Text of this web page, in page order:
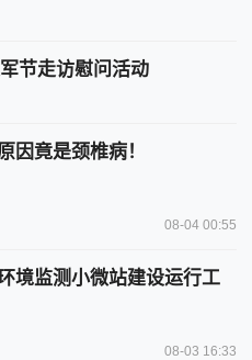
节走访慰问活动
因竟是颈椎病！
08-04 00:55
境监测小微站建设运行工
08-03 16:33